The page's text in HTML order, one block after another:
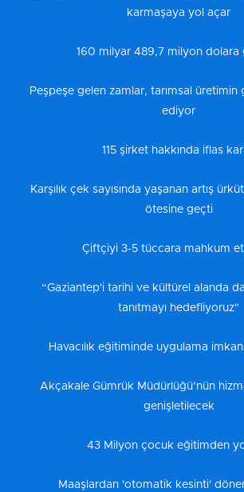
karmaşaya yol açar
160 milyar 489,7 milyon dolara
Peşpeşe gelen zamlar, tarımsal
ediyor
115 şirket hakkında iflas
Karşılık çek sayısında yaşanan artış
ötesine geçti
Çiftçiyi 3-5 tüccara mahkum
“Gaziantep'i tarihi ve kültürel alanda
tanıtmayı hedefliyoruz"
Havacılık eğitiminde uygulama
Akçakale Gümrük Müdürlüğü’nün
genişletilecek
43 Milyon çocuk eğitimden
Maaşlardan 'otomatik kesinti'